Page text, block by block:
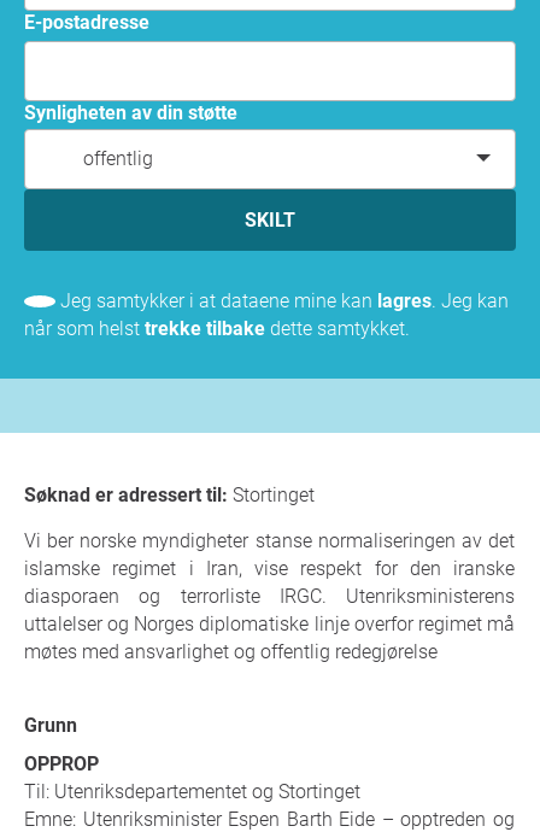
E-postadresse
Synligheten av din støtte
offentlig
SKILT
Jeg samtykker i at dataene mine kan lagres. Jeg kan
når som helst trekke tilbake dette samtykket.
Søknad er adressert til: Stortinget
Vi ber norske myndigheter stanse normaliseringen av det
islamske regimet i Iran, vise respekt for den iranske
diasporaen og terrorliste IRGC. Utenriksministerens
uttalelser og Norges diplomatiske linje overfor regimet må
møtes med ansvarlighet og offentlig redegjørelse
Grunn
OPPROP
Til: Utenriksdepartementet og Stortinget
Emne: Utenriksminister Espen Barth Eide – opptreden og